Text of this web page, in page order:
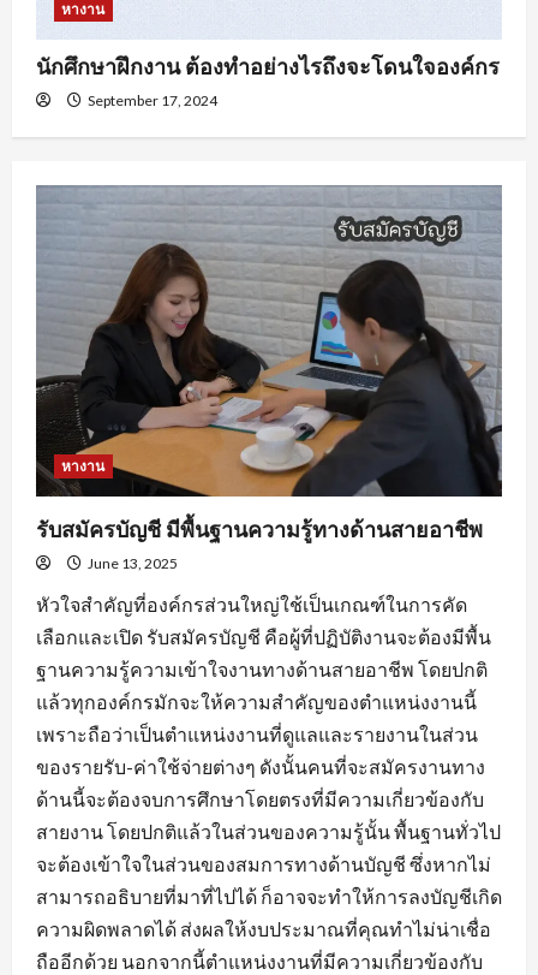
หางาน
นักศึกษาฝึกงาน ต้องทำอย่างไรถึงจะโดนใจองค์กร
September 17, 2024
หางาน
รับสมัครบัญชี มีพื้นฐานความรู้ทางด้านสายอาชีพ
June 13, 2025
หัวใจสำคัญที่องค์กรส่วนใหญ่ใช้เป็นเกณฑ์ในการคัด
เลือกและเปิด รับสมัครบัญชี คือผู้ที่ปฏิบัติงานจะต้องมีพื้น
ฐานความรู้ความเข้าใจงานทางด้านสายอาชีพ โดยปกติ
แล้วทุกองค์กรมักจะให้ความสำคัญของตำแหน่งงานนี้
เพราะถือว่าเป็นตำแหน่งงานที่ดูแลและรายงานในส่วน
ของรายรับ-ค่าใช้จ่ายต่างๆ ดังนั้นคนที่จะสมัครงานทาง
ด้านนี้จะต้องจบการศึกษาโดยตรงที่มีความเกี่ยวข้องกับ
สายงาน โดยปกติแล้วในส่วนของความรู้นั้น พื้นฐานทั่วไป
จะต้องเข้าใจในส่วนของสมการทางด้านบัญชี ซึ่งหากไม่
สามารถอธิบายที่มาที่ไปได้ ก็อาจจะทำให้การลงบัญชีเกิด
ความผิดพลาดได้ ส่งผลให้งบประมาณที่คุณทำไม่น่าเชื่อ
ถืออีกด้วย นอกจากนี้ตำแหน่งงานที่มีความเกี่ยวข้องกับ